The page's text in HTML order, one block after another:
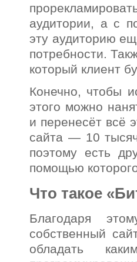
аудитории, а с
эту аудиторию
потребности.
который клиент
Конечно, чтобы
этого можно
и перенесёт всё
сайта — 10
поэтому есть
помощью
Что такое
Благодаря
собственный
обладать